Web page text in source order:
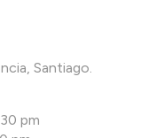
Santiago.
pm